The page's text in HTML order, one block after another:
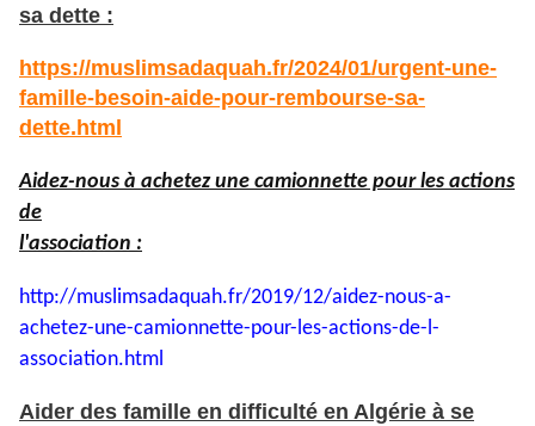
sa dette :
https://muslimsadaquah.fr/2024/01/urgent-une-
famille-besoin-aide-pour-rembourse-sa-
dette.html
Aidez-nous à achetez une camionnette pour les actions
de
l'association :
http://muslimsadaquah.fr/2019/12/aidez-nous-a-
achetez-une-camionnette-pour-les-actions-de-l-
association.html
Aider des famille en difficulté en Algérie à se